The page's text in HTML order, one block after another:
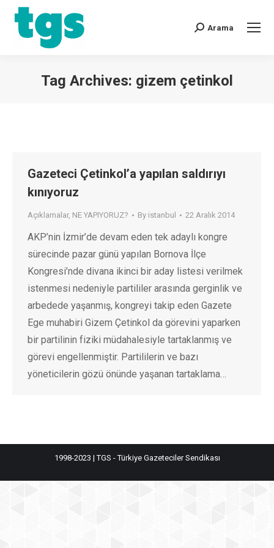
Arama
Tag Archives: gizem çetinkol
Gazeteci Çetinkol’a yapılan saldırıyı
kınıyoruz
Açıklamalar, NE YAPIYORUZ? By istanbul 22 Aralık 2014
AKP’nin İzmir’de devam eden tek adaylı kongre
sürecinde pazar günü yapılan Bornova İlçe
Kongresi’nde divana ikinci bir aday listesi verilmek
istenmesi nedeniyle partililer arasında gerginlik ve
arbedede yaşanmış, kongreyi takip eden Gazete
Ege muhabiri Gizem Çetinkol da görevini yaparken
bir partilinin fiziki müdahalesiyle tartaklanmış ve
görevi engellenmiştir. Partililerin ve bazı
yöneticilerin gözü önünde yaşanan tartaklama…
1998-2023 | TGS - Türkiye Gazeteciler Sendikası